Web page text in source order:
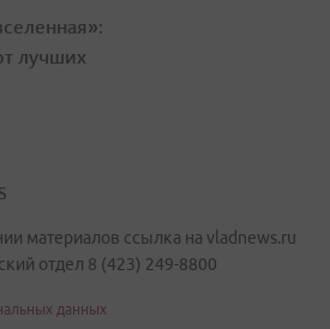
лучших
материалов ссылка на vladnews.ru
отдел 8 (423) 249-8800
данных